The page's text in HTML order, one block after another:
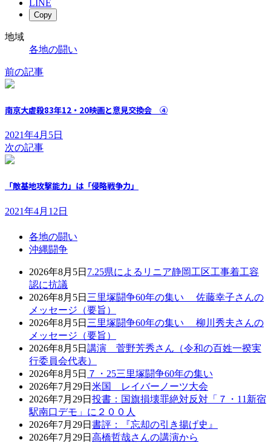
LINE
Copy
地域
各地の闘い
前の記事
南京大虐殺83年12・20映画と意見交換会 ④
2021年4月5日
次の記事
「敵基地攻撃能力」は「侵略戦争力」
2021年4月12日
各地の闘い
沖縄闘争
2026年8月5日 7.25県によるリニア静岡工区工事着工容
認に抗議
2026年8月5日 三里塚闘争60年の集い 佐藤幸子さんの
メッセージ（要旨）
2026年8月5日 三里塚闘争60年の集い 柳川秀夫さんの
メッセージ（要旨）
2026年8月5日 講演 菅野芳秀さん（令和の百姓一揆実
行委員会代表）
2026年8月5日 ７・25三里塚闘争60年の集い
2026年7月29日 米国 レイバーノーツ大会
2026年7月29日 投書：国旗損壊罪絶対反対「７・11新宿
駅南口デモ」に２００人
2026年7月29日 書評：『忘却の引き揚げ史』
2026年7月29日 高橋哲哉さんの講演から